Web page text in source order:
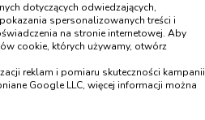
dotyczących odwiedzających,
spersonalizowanych treści i
na stronie internetowej. Aby
cookie, których używamy, otwórz
reklam i pomiaru skuteczności kampanii
Google LLC, więcej informacji można